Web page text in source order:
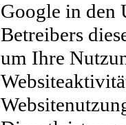
Google in den
Betreibers
um Ihre